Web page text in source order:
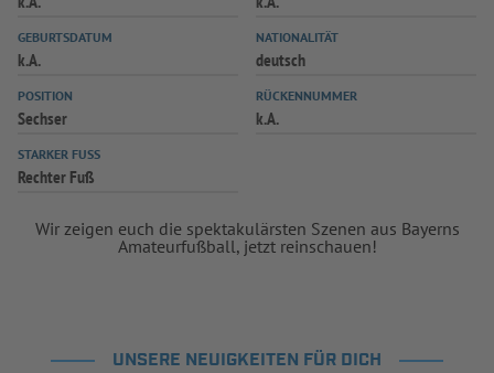
SPIELPLUS
GEBURTSDATUM
k.A.
NATIONALITÄT
deutsch
POSITION
Sechser
RÜCKENNUMMER
k.A.
STARKER FUSS
Rechter Fuß
Wir zeigen euch die spektakulärsten Szenen aus Bayerns
Amateurfußball, jetzt reinschauen!
UNSERE NEUIGKEITEN FÜR DICH